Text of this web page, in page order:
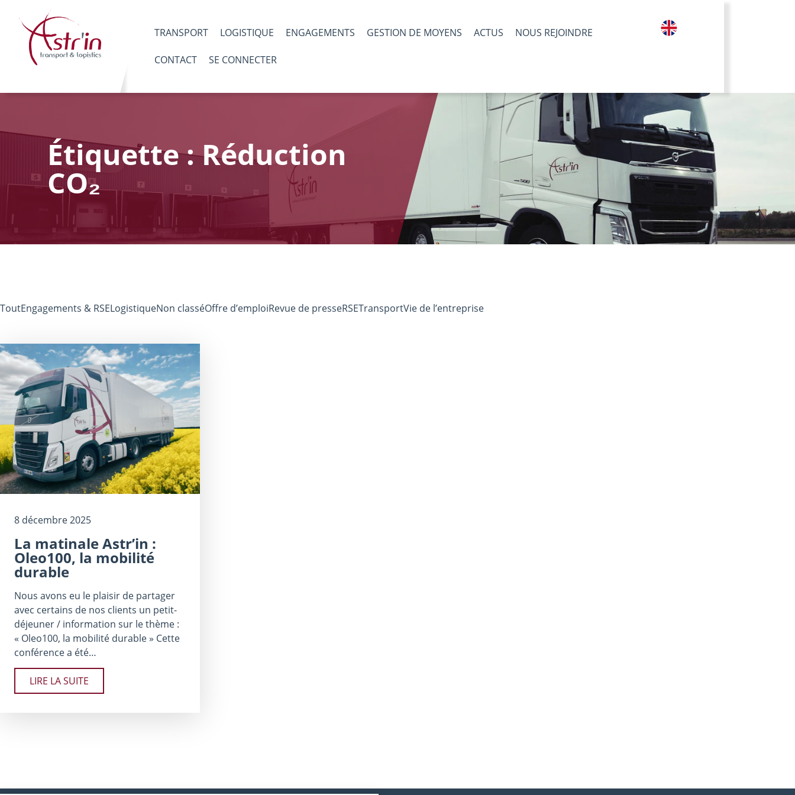
TRANSPORT LOGISTIQUE ENGAGEMENTS GESTION DE MOYENS ACTUS NOUS REJOINDRE
CONTACT SE CONNECTER
Étiquette : Réduction
CO₂
ToutEngagements & RSELogistiqueNon classéOffre d’emploiRevue de presseRSETransportVie de l’entreprise
8 décembre 2025
La matinale Astr’​in :
Oleo100, la mobilité
durable
Nous avons eu le plaisir de partager
avec certains de nos clients un petit-
déjeuner / information sur le thème :
« Oleo100, la mobilité durable » Cette
conférence a été…
LIRE LA SUITE